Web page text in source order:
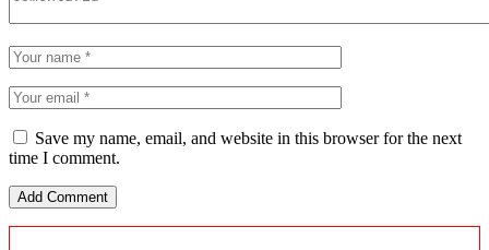
Save my name, email, and website in this browser for the next
time I comment.